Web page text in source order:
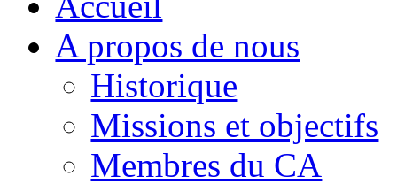
A propos de nous
Historique
Missions et objectifs
Membres du CA